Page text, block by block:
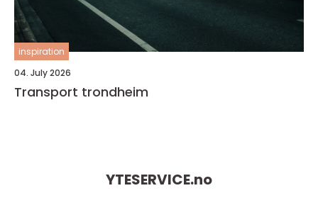
inspiration
04. July 2026
Transport trondheim
YTESERVICE.no